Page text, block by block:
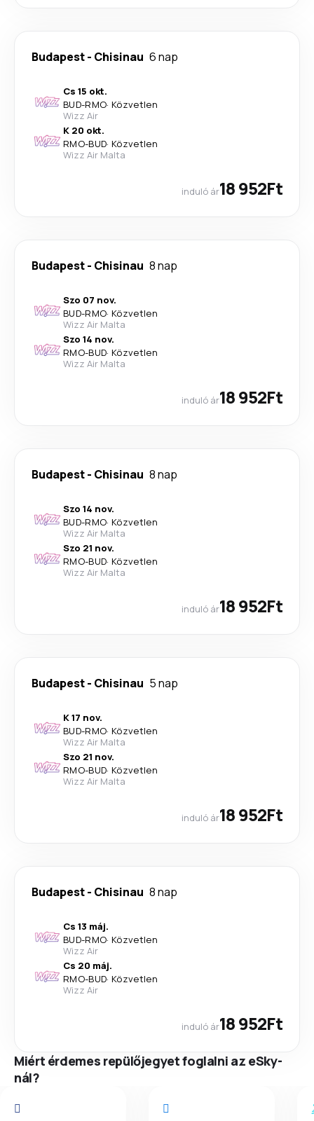
Budapest- Chisinau 6 nap
Cs 15 okt.
BUD-RMO· Közvetlen
Wizz Air
K 20 okt.
RMO-BUD· Közvetlen
Wizz Air Malta
induló ár18 952Ft
Budapest- Chisinau 8 nap
Szo 07 nov.
BUD-RMO· Közvetlen
Wizz Air Malta
Szo 14 nov.
RMO-BUD· Közvetlen
Wizz Air Malta
induló ár18 952Ft
Budapest- Chisinau 8 nap
Szo 14 nov.
BUD-RMO· Közvetlen
Wizz Air Malta
Szo 21 nov.
RMO-BUD· Közvetlen
Wizz Air Malta
induló ár18 952Ft
Budapest- Chisinau 5 nap
K 17 nov.
BUD-RMO· Közvetlen
Wizz Air Malta
Szo 21 nov.
RMO-BUD· Közvetlen
Wizz Air Malta
induló ár18 952Ft
Budapest- Chisinau 8 nap
Cs 13 máj.
BUD-RMO· Közvetlen
Wizz Air
Cs 20 máj.
RMO-BUD· Közvetlen
Wizz Air
induló ár18 952Ft
Miért érdemes repülőjegyet foglalni az eSky-
nál?